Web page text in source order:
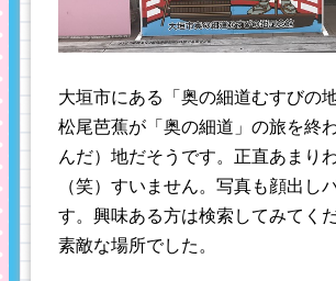
大垣市にある「奥の細道むすびの
松尾芭蕉が「奥の細道」の旅を終
んだ）地だそうです。正直あまり
（笑）すいません。写真も顔出し
す。興味ある方は検索してみてく
素敵な場所でした。